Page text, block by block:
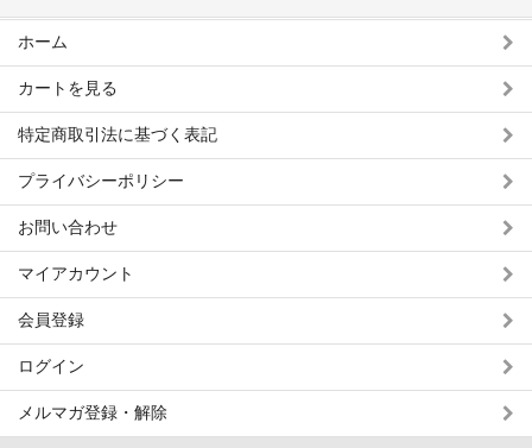
ホーム
カートを見る
特定商取引法に基づく表記
プライバシーポリシー
お問い合わせ
マイアカウント
会員登録
ログイン
メルマガ登録・解除